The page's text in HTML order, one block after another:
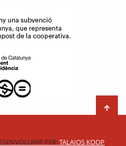
PER:TALAIOS KOOP